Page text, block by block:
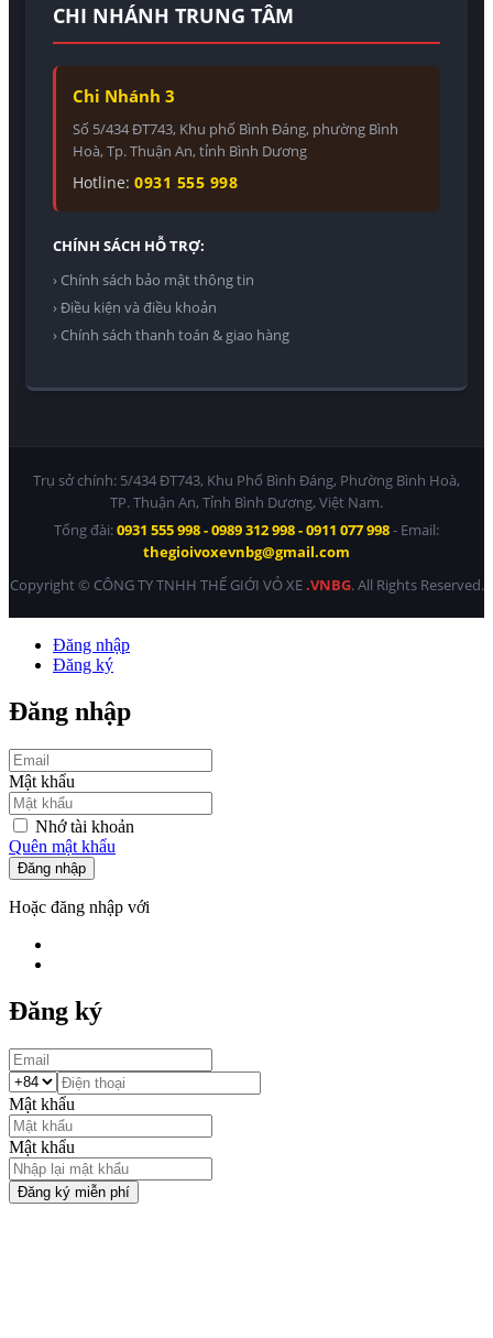
CHI NHÁNH TRUNG TÂM
Chi Nhánh 3
Số 5/434 ĐT743, Khu phố Bình Đáng, phường Bình
Hoà, Tp. Thuận An, tỉnh Bình Dương
Hotline: 0931 555 998
CHÍNH SÁCH HỖ TRỢ:
› Chính sách bảo mật thông tin
› Điều kiện và điều khoản
› Chính sách thanh toán & giao hàng
Trụ sở chính: 5/434 ĐT743, Khu Phố Bình Đáng, Phường Bình Hoà,
TP. Thuận An, Tỉnh Bình Dương, Việt Nam.
Tổng đài:0931 555 998 - 0989 312 998 - 0911 077 998- Email:
thegioivoxevnbg@gmail.com
Copyright © CÔNG TY TNHH THẾ GIỚI VỎ XE.VNBG. All Rights Reserved.
Đăng nhập
Đăng ký
Đăng nhập
Mật khẩu
Nhớ tài khoản
Quên mật khẩu
Đăng nhập
Hoặc đăng nhập với
Đăng ký
Mật khẩu
Mật khẩu
Đăng ký miễn phí